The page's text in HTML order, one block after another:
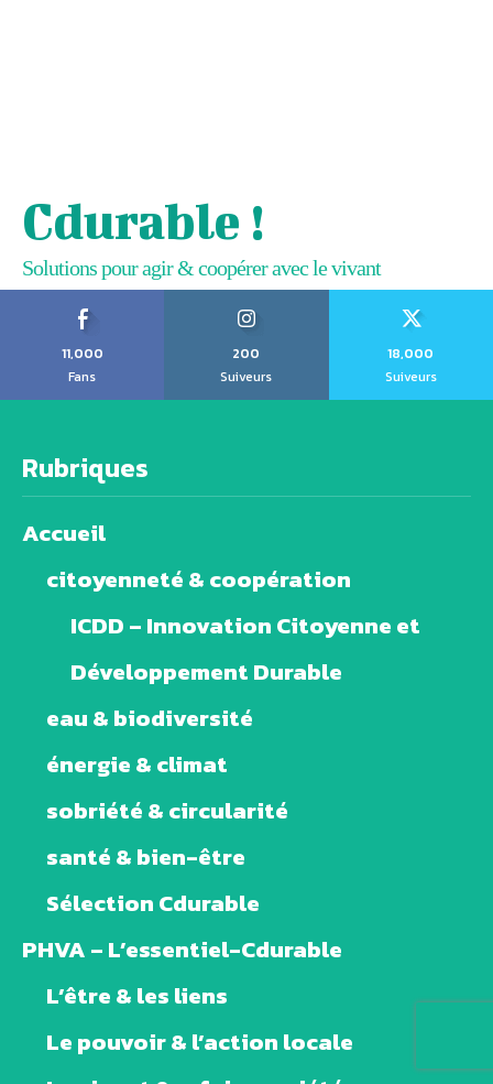
Cdurable !
Solutions pour agir & coopérer avec le vivant
11,000
Fans
200
Suiveurs
18,000
Suiveurs
Rubriques
Accueil
citoyenneté & coopération
ICDD – Innovation Citoyenne et
Développement Durable
eau & biodiversité
énergie & climat
sobriété & circularité
santé & bien-être
Sélection Cdurable
PHVA – L’essentiel-Cdurable
L’être & les liens
Le pouvoir & l’action locale